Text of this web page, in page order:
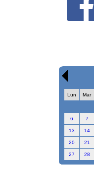
Lun Mar
6 7
13 14
20 21
27 28